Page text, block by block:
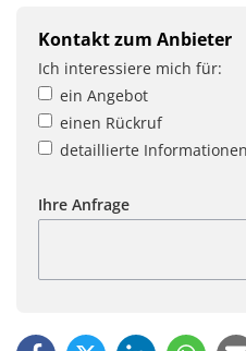
Kontakt zum Anbieter
Ich interessiere mich für:
ein Angebot
einen Rückruf
detaillierte Informationen
Ihre Anfrage